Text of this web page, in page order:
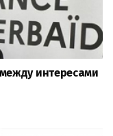
интересами